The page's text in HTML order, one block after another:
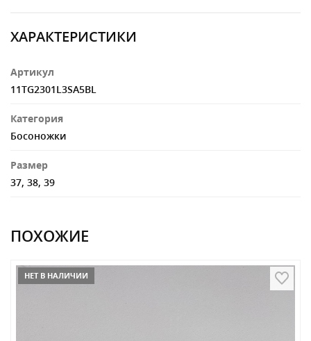
ХАРАКТЕРИСТИКИ
Артикул
11TG2301L3SA5BL
Категория
Босоножки
Размер
37, 38, 39
ПОХОЖИЕ
НЕТ В НАЛИЧИИ